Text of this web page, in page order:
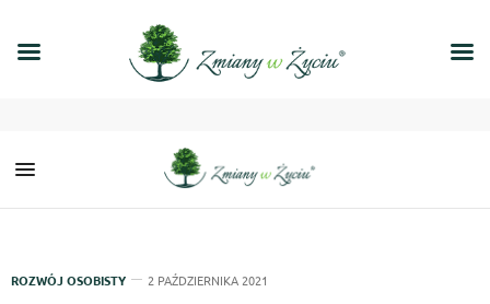
ROZWÓJ OSOBISTY 2 PAŹDZIERNIKA 2021